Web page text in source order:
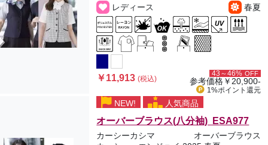
レディース
春夏
￥11,913(税込)
43～46% OFF
参考価格￥20,900-
1%ポイント 還元
NEW! 人気商品
オーバーブラウス(八分袖) ESA977
カーシーカシマ
オーバーブラウス